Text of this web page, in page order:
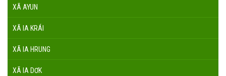
XÃ AYUN
XÃ IA KRÁI
XÃ IA HRUNG
XÃ IA DƠK